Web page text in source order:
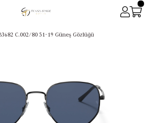
C.002/80 51-19 Güneş Gözlüğü